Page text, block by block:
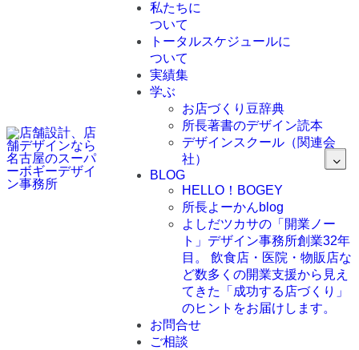
私たちに
ついて
トータルスケジュールに
ついて
実績集
学ぶ
お店づくり豆辞典
所長著書のデザイン読本
デザインスクール（関連会
社）
BLOG
HELLO！BOGEY
所長よーかんblog
よしだツカサの「開業ノー
ト」 デザイン事務所創業32年
目。 飲食店・医院・物販店な
ど数多くの開業支援から見え
てきた「成功する店づくり」
のヒントをお届けします。
お問合せ
ご相談